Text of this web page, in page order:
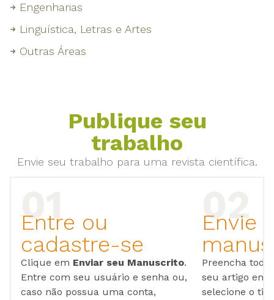
Engenharias
Linguística, Letras e Artes
Outras Áreas
Publique seu
trabalho
Envie seu trabalho para uma revista científica.
Entre ou
cadastre-se
Clique em Enviar seu Manuscrito.
Entre com seu usuário e senha ou,
caso não possua uma conta,
Envie
Preencha
seu artigo em
selecione o